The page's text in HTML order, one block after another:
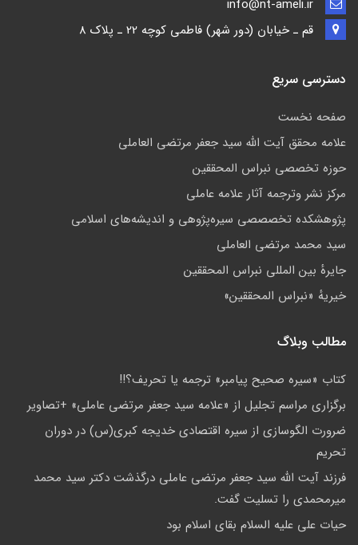
قم ـ خيابان (دور شهر) فاطمي كوچه 22 ـ پلاک 8
دسترسی سریع
صفحه نخست
علامه محقق آیت الله سید جعفر مرتضی العاملی
حوزه تخصصی نبراس المحققین
مركز نشر وترجمه آثار علامه عاملی
پژوهشكده تخصصصى سیره‌پژوهی و اندیشه‌های اسلامی
سید محمد مرتضی العاملی
جايرهٔ بین المللی نبراس المحققین
خيريهٔ «نبراس المحققين»
مطالب وبلاگ
کتاب «سیره صحیح پیامبر» ترجمه یا تحریف؟!!
برگزاری مراسم تجلیل از «علامه سید جعفر مرتضی عاملی» +تصاویر
ضرورت الگوسازی از سیره اقتصادی خدیجه کبری(س) در دوران
تحریم
فرزند آیت الله سید جعفر مرتضی عاملی درگذشت دکتر سید محمد
میرمحمدی را تسلیت گفت.
حيات علی عليه السلام بقاى اسلام بود